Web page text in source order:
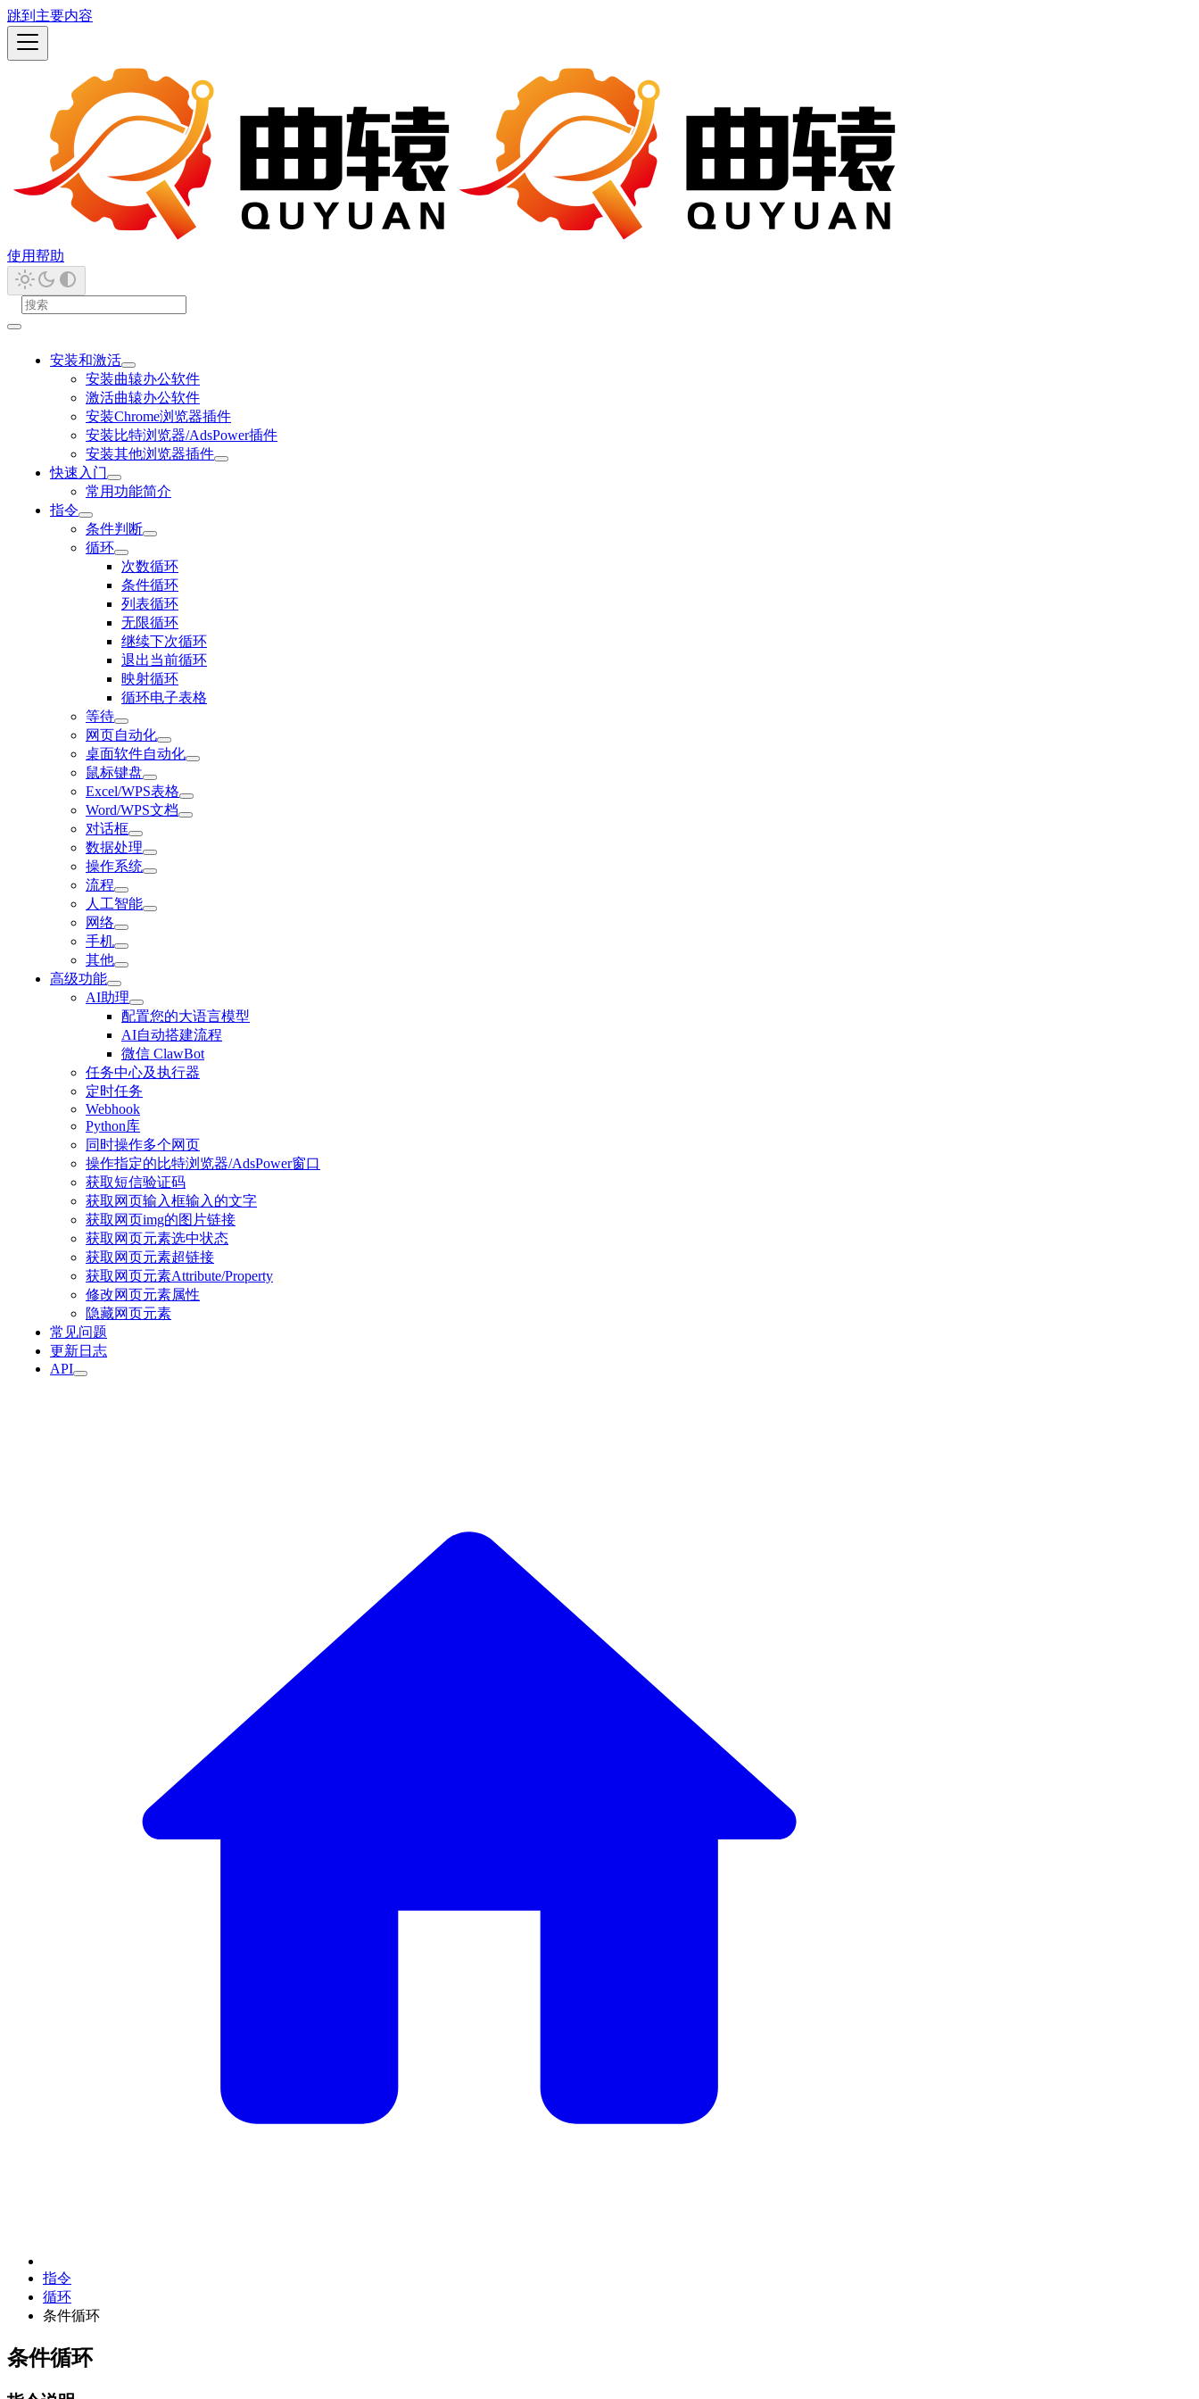
跳到主要内容
使用帮助
安装和激活
安装曲辕办公软件
激活曲辕办公软件
安装Chrome浏览器插件
安装比特浏览器/AdsPower插件
安装其他浏览器插件
快速入门
常用功能简介
指令
条件判断
循环
次数循环
条件循环
列表循环
无限循环
继续下次循环
退出当前循环
映射循环
循环电子表格
等待
网页自动化
桌面软件自动化
鼠标键盘
Excel/WPS表格
Word/WPS文档
对话框
数据处理
操作系统
流程
人工智能
网络
手机
其他
高级功能
AI助理
配置您的大语言模型
AI自动搭建流程
微信 ClawBot
任务中心及执行器
定时任务
Webhook
Python库
同时操作多个网页
操作指定的比特浏览器/AdsPower窗口
获取短信验证码
获取网页输入框输入的文字
获取网页img的图片链接
获取网页元素选中状态
获取网页元素超链接
获取网页元素Attribute/Property
修改网页元素属性
隐藏网页元素
常见问题
更新日志
API
指令
循环
条件循环
条件循环